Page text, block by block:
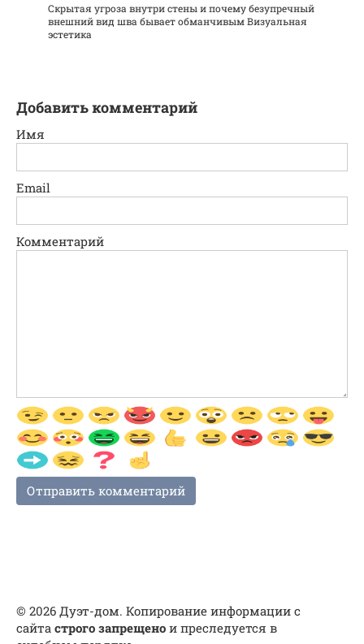
Скрытая угроза внутри стены и почему безупречный
внешний вид шва бывает обманчивым Визуальная
эстетика
Добавить комментарий
Имя
Email
Комментарий
© 2026 Дуэт-дом. Копирование информации с
сайта строго запрещено и преследуется в